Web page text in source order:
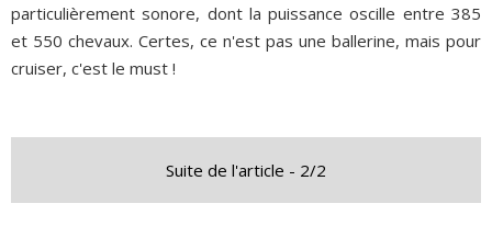
particulièrement sonore, dont la puissance oscille entre 385
et 550 chevaux. Certes, ce n'est pas une ballerine, mais pour
cruiser, c'est le must !
Suite de l'article - 2/2